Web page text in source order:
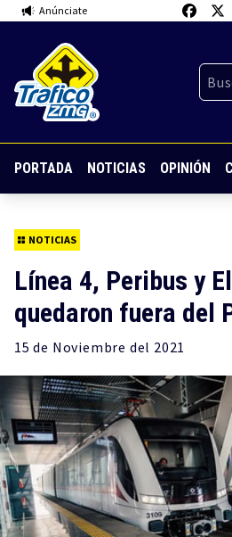
Anúnciate
PORTADA NOTICIAS OPINIÓN
NOTICIAS
Línea 4, Peribus y
quedaron fuera del
15 de Noviembre del 2021